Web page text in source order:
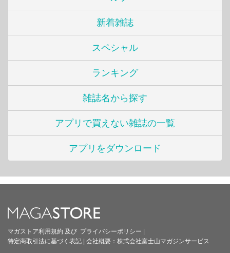
新着雑誌
スペシャル
ランキング
雑誌名から探す
アプリで買えない雑誌の一覧
アプリをダウンロード
マガストア利用規約 及び プライバシーポリシー
特定商取引法に基づく表記
会社概要： 株式会社富士山マガジンサービス